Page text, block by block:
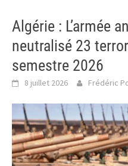
Algérie : L’armée
neutralisé 23
semestre 2026
8 juillet 2026 Frédéric